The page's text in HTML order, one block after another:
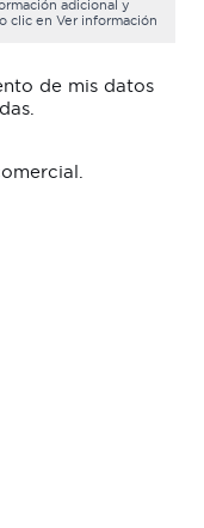
adicional y
clic en Ver información
de mis datos